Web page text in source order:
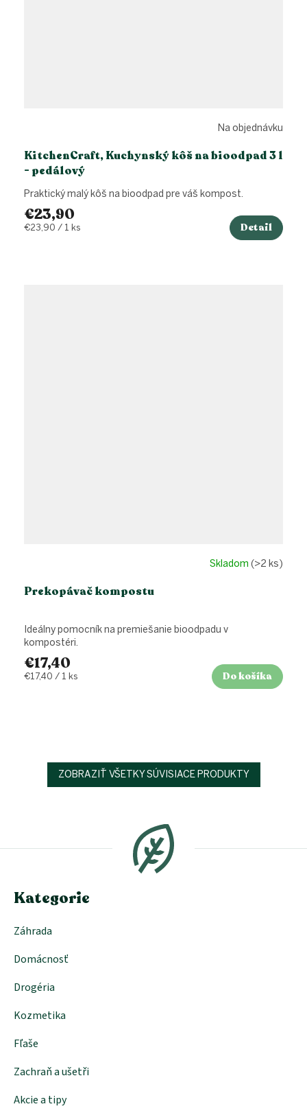
KitchenCraft, Kuchynský kôš na bioodpad 3 l
- pedálový
Na objednávku
€23,90
Jednotková
€23,90 / 1 ks Detail
Praktický malý kôš na bioodpad pre váš kompost.
Prekopávač kompostu
Skladom (>2 ks)
€17,40
Jednotková
€17,40 / 1 ks Do košíka
Ideálny pomocník na premiešanie bioodpadu v
kompostéri.
ZOBRAZIŤ VŠETKY SÚVISIACE PRODUKTY
ä
Kategorie
Záhrada
Domácnosť
Drogéria
Kozmetika
Fľaše
Zachraň a ušetři
Akcie a tipy